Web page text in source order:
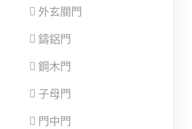
外玄關門
鑄鋁門
鋼木門
子母門
門中門